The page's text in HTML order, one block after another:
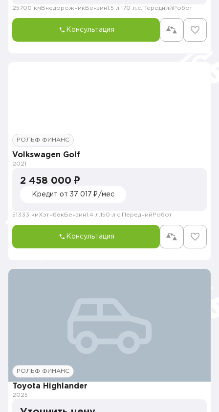
25700 км Внедорожник Бензин1.5 л. 170 л.с. Передний Робот
Консультация
РОЛЬФ ФИНАНС
Volkswagen Golf
2021
2 458 000 ₽
Кредит от 37 017 ₽/мес
51333 кмХэтчбек Бензин1.4 л. 150 л.с. Передний Робот
Консультация
РОЛЬФ ФИНАНС
Toyota Highlander
2025